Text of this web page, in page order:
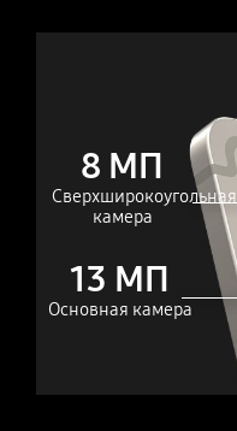
8 МП
Сверхширокоугольная
камера
13 МП
Основная камера